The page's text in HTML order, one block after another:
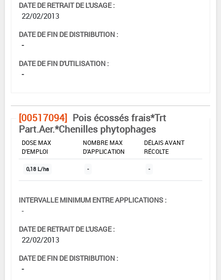
DATE DE RETRAIT DE L'USAGE :
22/02/2013
DATE DE FIN DE DISTRIBUTION :
-
DATE DE FIN D'UTILISATION :
-
[00517094] Pois écossés frais*Trt
Part.Aer.*Chenilles phytophages
DOSE MAX
D'EMPLOI
NOMBRE MAX
D'APPLICATION
DÉLAIS AVANT
RÉCOLTE
0,18 L/ha - -
INTERVALLE MINIMUM ENTRE APPLICATIONS :
-
DATE DE RETRAIT DE L'USAGE :
22/02/2013
DATE DE FIN DE DISTRIBUTION :
-